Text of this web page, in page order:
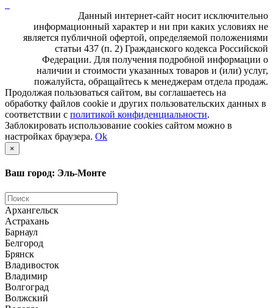
Данный интернет-сайт носит исключительно
информационный характер и ни при каких условиях не
является публичной офертой, определяемой положениями
статьи 437 (п. 2) Гражданского кодекса Российской
Федерации. Для получения подробной информации о
наличии и стоимости указанных товаров и (или) услуг,
пожалуйста, обращайтесь к менеджерам отдела продаж.
Продолжая пользоваться сайтом, вы соглашаетесь на
обработку файлов cookie и других пользовательских данных в
соответствии с политикой конфиденциальности.
Заблокировать использование cookies сайтом можно в
настройках браузера. Ok
×
Ваш город: Эль-Монте
Архангельск
Астрахань
Барнаул
Белгород
Брянск
Владивосток
Владимир
Волгоград
Волжский